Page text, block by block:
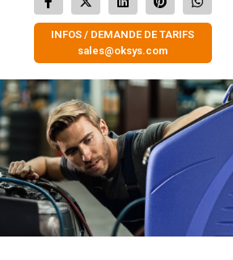
INFOS / DEMANDE DE TARIFS
sales@oksys.com